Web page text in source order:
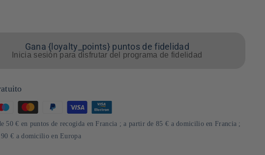
Gana {loyalty_points} puntos de fidelidad
Inicia sesión para disfrutar del programa de fidelidad
50 € en puntos de recogida en Francia ; a partir de 85 € a domicilio en Francia ;
€ a domicilio en Europa